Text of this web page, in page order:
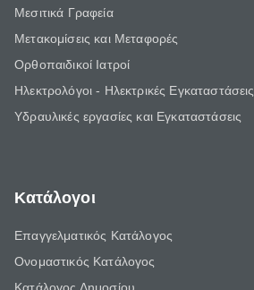
Μεσιτικά Γραφεία
Μετακομίσεις και Μεταφορές
Ορθοπαιδικοί Ιατροί
Ηλεκτρολόγοι - Ηλεκτρικές Εγκαταστάσεις
Υδραυλικές εργασίες και Εγκαταστάσεις
Κατάλογοι
Επαγγελματικός Κατάλογος
Ονομαστικός Κατάλογος